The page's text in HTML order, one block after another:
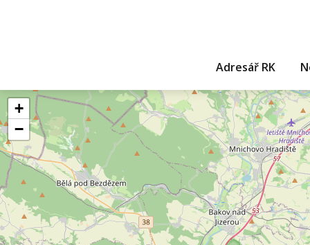
Adresář RK
+
−